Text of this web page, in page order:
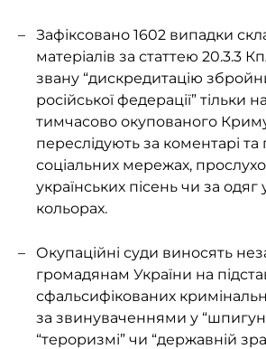
Зафіксовано 1602 випадки
матеріалів за статтею 20.3.3
звану “дискредитацію
російської федерації” тільки
тимчасово окупованого
переслідують за коментарі та
соціальних мережах,
українських пісень чи за
кольорах.
Окупаційні суди виносять
громадянам України на
сфальсифікованих
за звинуваченнями у
“тероризмі” чи “державній